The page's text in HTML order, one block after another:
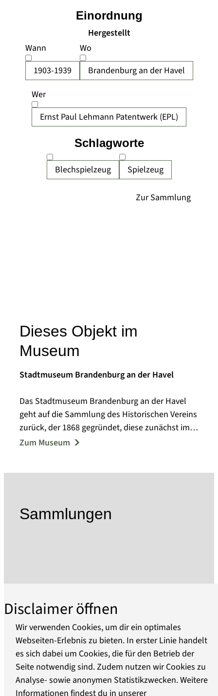
Hergestellt
Wann
1903-1939
Wo
Brandenburg an der Havel
Wer
Ernst Paul Lehmann Patentwerk (EPL)
Blechspielzeug Spielzeug
Einordnung
Schlagworte
Dieses Objekt im
Museum
Stadtmuseum Brandenburg an der Havel
Das Stadtmuseum Brandenburg an der Havel
geht auf die Sammlung des Historischen Vereins
zurück, der 1868 gegründet, diese zunächst im
Steintorturm, ab 1923 im barocken Frey-Haus
übergaben seine Erben 1939 der Stadt über,
ebenso übergab der Historische Verein die
Haus mit seiner Dauerausstellung zu "Alchemie
und Alltag" und den mittelalterlichen
Steintortum in der Neustadt mit der Sammlung
zu Havelschifffahrt.
Im Frey-Haus wird in wechselnden
Sonderausstellungen die jüngere
Stadtgeschichte gezeigt, deren Ereignisse das
Leben der Brandenburger bis heute prägen
Zum Museum
Sammlungen
Über uns
Barrierefreiheit
Disclaimer öffnen
Wir verwenden Cookies, um dir ein optimales
Webseiten-Erlebnis zu bieten. In erster Linie handelt
es sich dabei um Cookies, die für den Betrieb der
Seite notwendig sind. Zudem nutzen wir Cookies zu
Analyse- sowie anonymen Statistikzwecken. Weitere
Informationen findest du in unserer